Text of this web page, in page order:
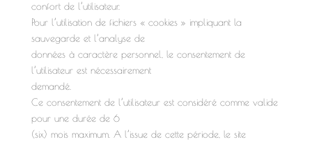
confort de l’utilisateur.
Pour l’utilisation de fichiers « cookies » impliquant la
sauvegarde et l’analyse de
données à caractère personnel, le consentement de
l’utilisateur est nécessairement
demandé.
Ce consentement de l’utilisateur est considéré comme valide
pour une durée de 6
(six) mois maximum. A l’issue de cette période, le site